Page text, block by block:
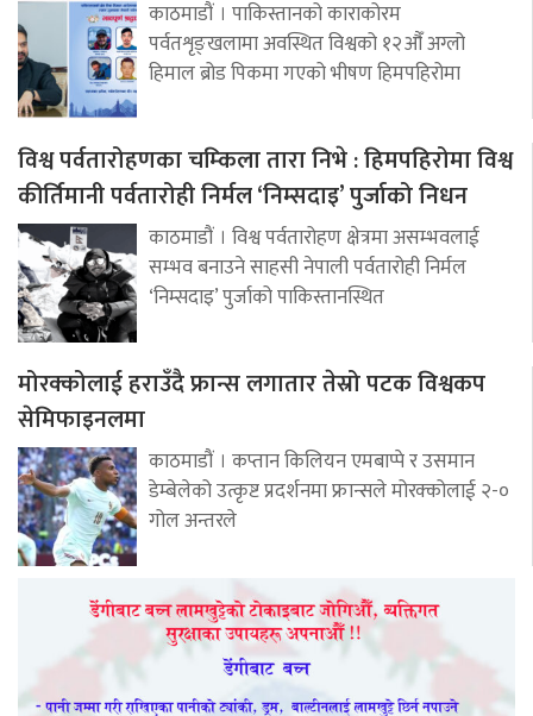
काठमाडौं । पाकिस्तानको काराकोरम
पर्वतशृङ्खलामा अवस्थित विश्वको १२औँ अग्लो
हिमाल ब्रोड पिकमा गएको भीषण हिमपहिरोमा
विश्व पर्वतारोहणका चम्किला तारा निभे : हिमपहिरोमा विश्व
कीर्तिमानी पर्वतारोही निर्मल ‘निम्सदाइ’ पुर्जाको निधन
काठमाडौं । विश्व पर्वतारोहण क्षेत्रमा असम्भवलाई
सम्भव बनाउने साहसी नेपाली पर्वतारोही निर्मल
‘निम्सदाइ’ पुर्जाको पाकिस्तानस्थित
मोरक्कोलाई हराउँदै फ्रान्स लगातार तेस्रो पटक विश्वकप
सेमिफाइनलमा
काठमाडौं । कप्तान किलियन एमबाप्पे र उसमान
डेम्बेलेको उत्कृष्ट प्रदर्शनमा फ्रान्सले मोरक्कोलाई २-०
गोल अन्तरले